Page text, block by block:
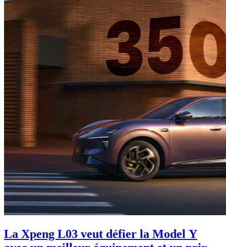
La Xpeng L03 veut défier la Model Y